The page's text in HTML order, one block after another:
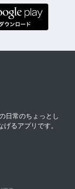
日常のちょっとし
るアプリです。